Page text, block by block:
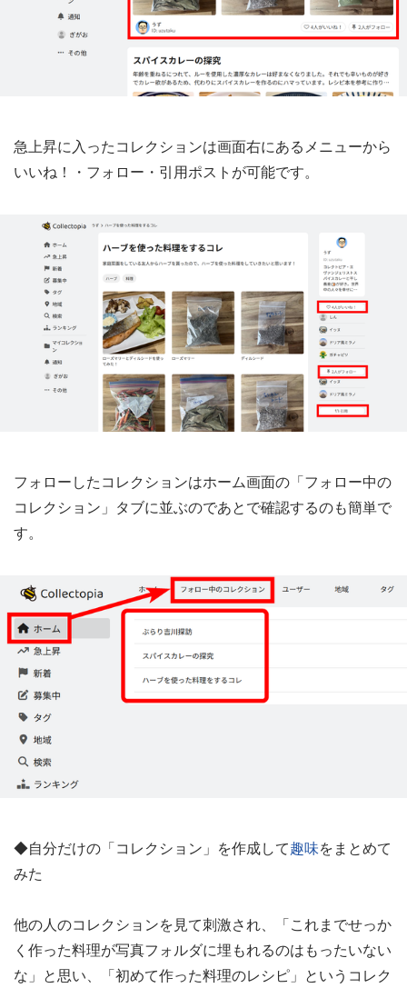
急上昇に入ったコレクションは画面右にあるメニューから
いいね！・フォロー・引用ポストが可能です。
フォローしたコレクションはホーム画面の「フォロー中の
コレクション」タブに並ぶのであとで確認するのも簡単で
す。
◆自分だけの「コレクション」を作成して趣味をまとめて
みた
他の人のコレクションを見て刺激され、「これまでせっか
く作った料理が写真フォルダに埋もれるのはもったいない
な」と思い、「初めて作った料理のレシピ」というコレク